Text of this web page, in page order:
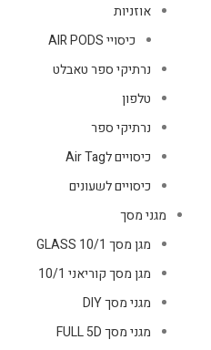
אוזניות
כיסויי AIR PODS
נרתיקי ספר טאבלט
טלפון
נרתיקי ספר
כיסויים לAir Tag
כיסויים לשעונים
מגני מסך
מגן מסך GLASS 10/1
מגן מסך קוריאני 10/1
מגני מסך DIY
מגני מסך FULL 5D